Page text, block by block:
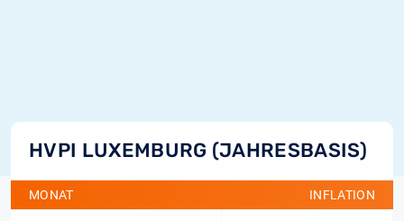
HVPI LUXEMBURG (JAHRESBASIS)
MONAT INFLATION